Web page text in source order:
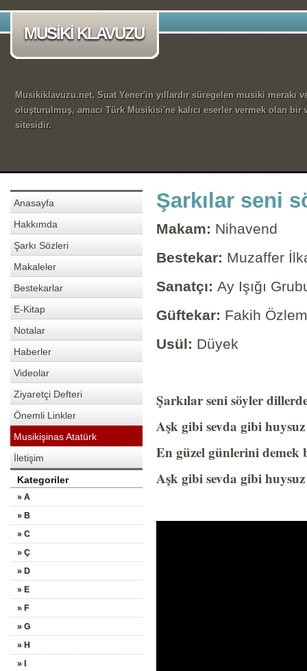
MUSİKİ KLAVUZU
Musikiklavuzu.net, Suat Yener'in yıllardır süregelen musiki merakı
oluşturulmuş, amacı Türk Musikisi'ne kalıcı eserler vermek olan bir
sitesidir.
Anasayfa
Hakkımda
Şarkı Sözleri
Makaleler
Bestekarlar
E-Kitap
Notalar
Haberler
Videolar
Ziyaretçi Defteri
Önemli Linkler
Musikişinas Atatürk
İletişim
Kategoriler
» A
» B
» C
» Ç
» D
» E
» F
» G
» H
» I
Şarkılar seni
Makam: Nihavend
Bestekar: Muzaffer
Sanatçı: Ay Işığı
Güftekar: Fakih Özlem
Usül: Düyek
Şarkılar seni söyler
Aşk gibi sevda gibi
En güzel günlerini
Aşk gibi sevda gibi huysuz